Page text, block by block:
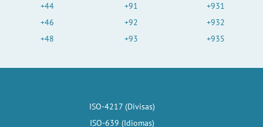
+44
+46
+48
+91
+92
+93
+931
+932
+935
ISO-4217 (Divisas)
ISO-639 (Idiomas)